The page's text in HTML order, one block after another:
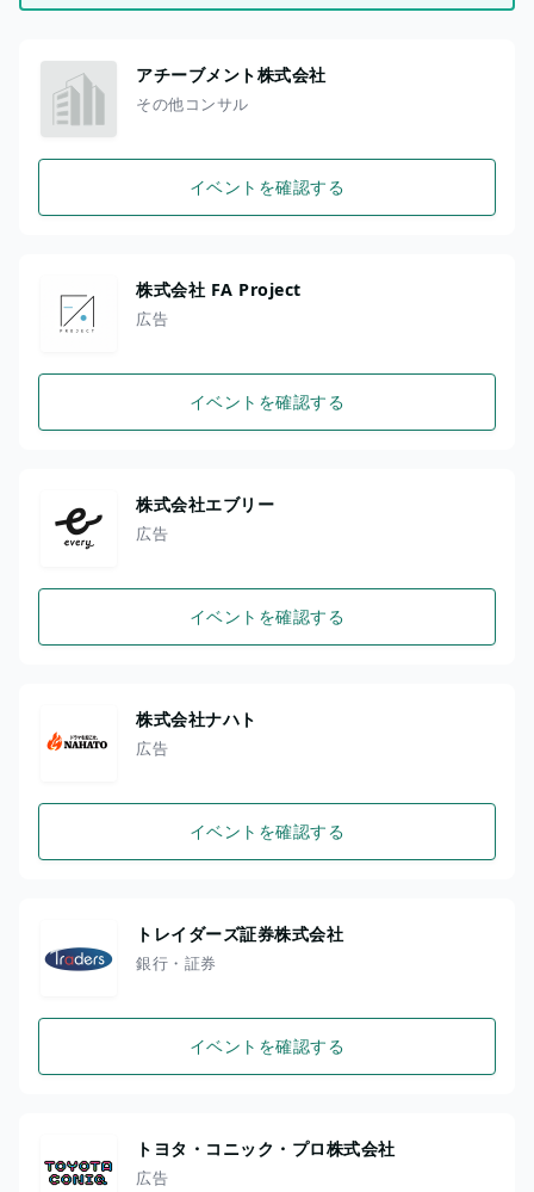
アチーブメント株式会社
その他コンサル
イベントを確認する
株式会社 FA Project
広告
イベントを確認する
株式会社エブリー
広告
イベントを確認する
株式会社ナハト
広告
イベントを確認する
トレイダーズ証券株式会社
銀行・証券
イベントを確認する
トヨタ・コニック・プロ株式会社
広告